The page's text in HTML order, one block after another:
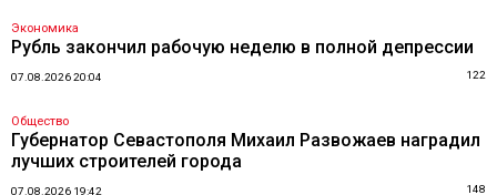
Экономика
Рубль закончил рабочую неделю в полной депрессии
07.08.2026 20:04 122
Общество
Губернатор Севастополя Михаил Развожаев наградил
лучших строителей города
07.08.2026 19:42 148